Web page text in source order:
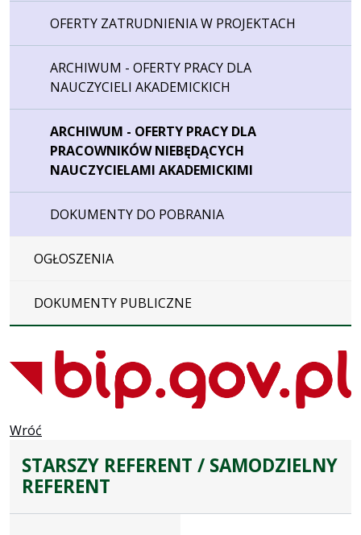
OFERTY ZATRUDNIENIA W PROJEKTACH
ARCHIWUM - OFERTY PRACY DLA
NAUCZYCIELI AKADEMICKICH
ARCHIWUM - OFERTY PRACY DLA
PRACOWNIKÓW NIEBĘDĄCYCH
NAUCZYCIELAMI AKADEMICKIMI
DOKUMENTY DO POBRANIA
OGŁOSZENIA
DOKUMENTY PUBLICZNE
Wróć
STARSZY REFERENT / SAMODZIELNY
REFERENT